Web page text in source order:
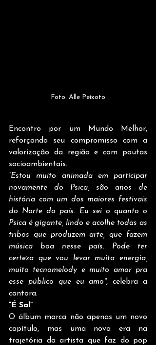
Foto: Alle Peixoto
Encontro por um Mundo Melhor,
reforçando seu compromisso com a
valorização da região e com pautas
socioambientais.
“Estou muito animada em participar
novamente do Psica, são anos de
história com um dos maiores festivais
do Norte do país. Eu sei o quanto o
Psica é gigante, lindo e acolhe todas as
tribos que produzem arte, que fazem
música boa nesse país. Pode ter
certeza que vou levar muita energia,
muito tecnomelody e muito amor pra
esse público que eu amo", celebra a
cantora.
“É Sal”
O álbum marca não apenas um novo
capítulo, mas uma nova era na
trajetória da artista que faz do pop